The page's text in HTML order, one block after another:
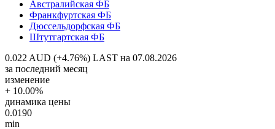
Австралийская ФБ
Франкфуртская ФБ
Дюссельдорфская ФБ
Штутгартская ФБ
0.022 AUD (+4.76%) LAST на 07.08.2026
за последний месяц
изменение
+ 10.00%
динамика цены
0.0190
min